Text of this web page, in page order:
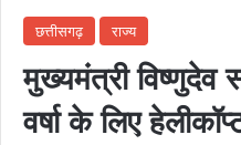
छत्तीसगढ़ राज्य
मुख्यमंत्री विष्णुदेव
वर्षा के लिए